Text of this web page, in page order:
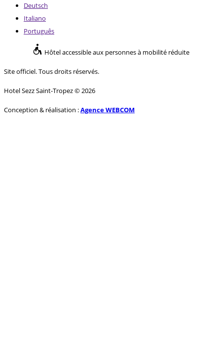
Deutsch
Italiano
Português
Hôtel accessible aux personnes à mobilité réduite
Site officiel. Tous droits réservés.
Hotel Sezz Saint-Tropez © 2026
Conception & réalisation :Agence WEBCOM